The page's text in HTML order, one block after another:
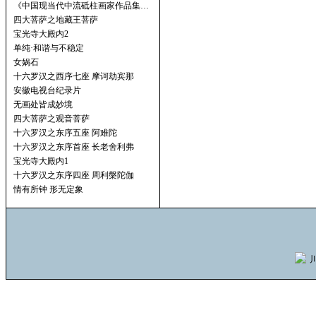
《中国现当代中流砥柱画家作品集…
四大菩萨之地藏王菩萨
宝光寺大殿内2
单纯·和谐与不稳定
女娲石
十六罗汉之西序七座 摩诃劫宾那
安徽电视台纪录片
无画处皆成妙境
四大菩萨之观音菩萨
十六罗汉之东序五座 阿难陀
十六罗汉之东序首座 长老舍利弗
宝光寺大殿内1
十六罗汉之东序四座 周利槃陀伽
情有所钟 形无定象